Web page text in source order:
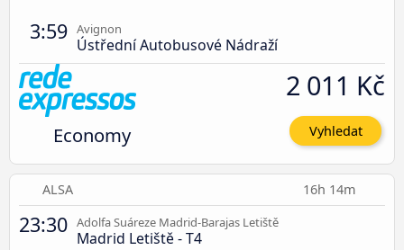
3:59 Avignon
Ústřední Autobusové Nádraží
Economy
2 011 Kč
Vyhledat
ALSA 16h 14m
23:30 Adolfa Suáreze Madrid-Barajas Letiště
Madrid Letiště - T4